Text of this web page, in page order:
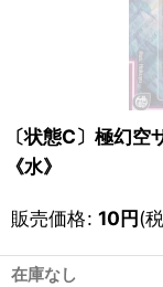
〔状態C〕極幻
《水》
販売価格: 10円(
在庫なし